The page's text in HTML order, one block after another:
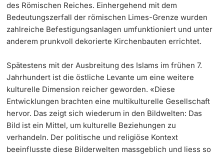
des Römischen Reiches. Einhergehend mit dem
Bedeutungszerfall der römischen Limes-Grenze wurden
zahlreiche Befestigungsanlagen umfunktioniert und unter
anderem prunkvoll dekorierte Kirchenbauten errichtet.
Spätestens mit der Ausbreitung des Islams im frühen 7.
Jahrhundert ist die östliche Levante um eine weitere
kulturelle Dimension reicher geworden. «Diese
Entwicklungen brachten eine multikulturelle Gesellschaft
hervor. Das zeigt sich wiederum in den Bildwelten: Das
Bild ist ein Mittel, um kulturelle Beziehungen zu
verhandeln. Der politische und religiöse Kontext
beeinflusste diese Bilderwelten massgeblich und liess so